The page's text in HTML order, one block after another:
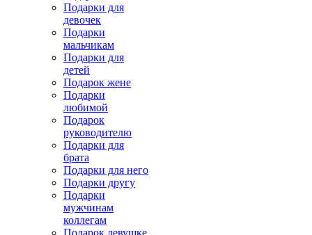
Подарки для
девочек
Подарки
мальчикам
Подарки для
детей
Подарок жене
Подарки
любимой
Подарок
руководителю
Подарки для
брата
Подарки для него
Подарки другу
Подарки
мужчинам
коллегам
Подарок девушке